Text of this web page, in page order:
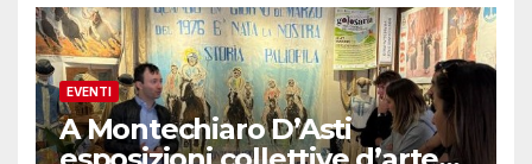
EVENTI
A Montechiaro D’Asti